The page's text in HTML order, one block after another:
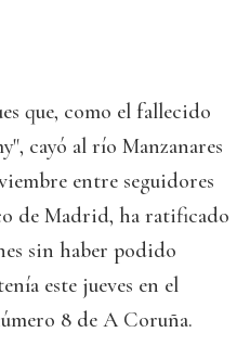
que, como el fallecido
cayó al río Manzanares
entre seguidores
de Madrid, ha ratificado
sin haber podido
este jueves en el
8 de A Coruña.